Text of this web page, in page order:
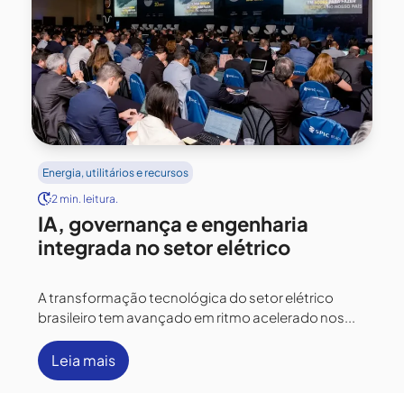
Energia, utilitários e recursos
2 min. leitura.
IA, governança e engenharia
integrada no setor elétrico
A transformação tecnológica do setor elétrico
brasileiro tem avançado em ritmo acelerado nos...
Leia mais